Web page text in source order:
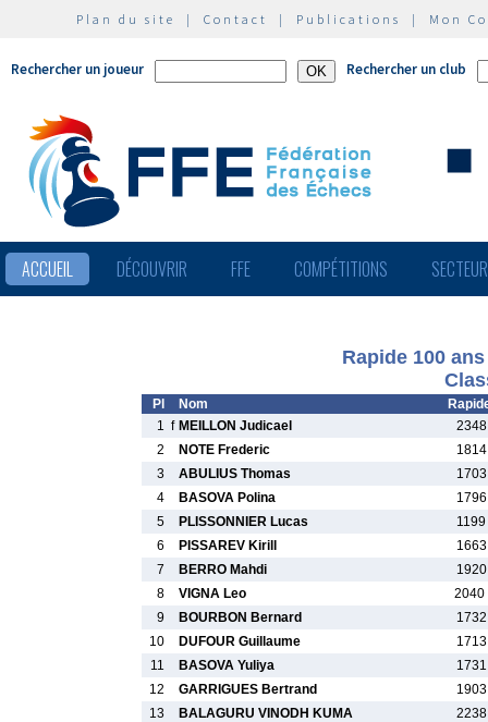
Plan du site | Contact | Publications | Mon
Rechercher un joueur Rechercher un club
ACCUEIL DÉCOUVRIR FFE COMPÉTITIONS
Rapide 100
Pl Nom
1 f MEILLON Judicael
2
NOTE Frederic
3
ABULIUS Thomas
4
BASOVA Polina
5
PLISSONNIER Lucas
6
PISSAREV Kirill
7
BERRO Mahdi
8
VIGNA Leo
2040
9
BOURBON Bernard
10
DUFOUR Guillaume
11
BASOVA Yuliya
12
GARRIGUES Bertrand
13
BALAGURU VINODH KUMA